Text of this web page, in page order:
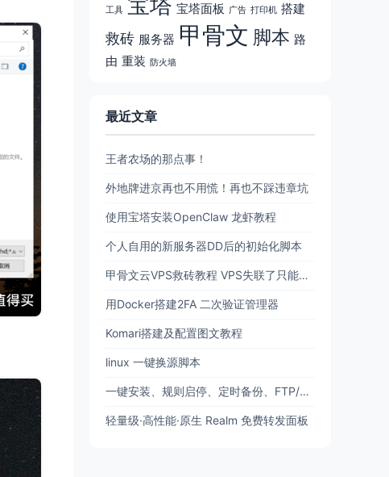
工具 宝塔面板 广告 打印机 搭建
救砖 服务器 甲骨文 脚本 路
由 重装 防火墙
最近文章
王者农场的那点事！
外地牌进京再也不用慌！再也不踩违章坑
使用宝塔安装OpenClaw 龙虾教程
个人自用的新服务器DD后的初始化脚本
甲骨文云VPS救砖教程 VPS失联了只能删机？现在可以原地复活了！
用Docker搭建2FA 二次验证管理器
Komari搭建及配置图文教程
linux 一键换源脚本
一键安装、规则启停、定时备份、FTP/SFTP 备份
轻量级·高性能·原生 Realm 免费转发面板